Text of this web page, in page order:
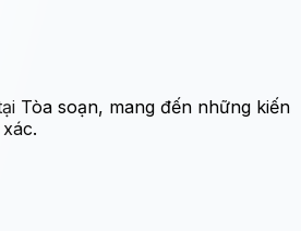
Tòa soạn, mang đến những kiến